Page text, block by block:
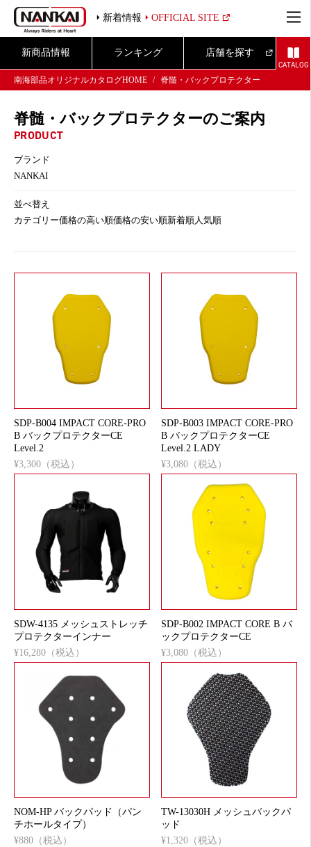
新着情報 OFFICIAL SITE
新商品情報 ランキング 店舗を探す
CATALOG
南海部品オリジナルカタログHOME
脊髄・バックプロテクター
脊髄・バックプロテクターのご案内
PRODUCT
ブランド
NANKAI
並べ替え
カテゴリー価格の高い順価格の安い順新着順人気順
SDP-B004 IMPACT CORE-PRO
B バックプロテクターCE
Level.2
¥3,300（税込）
SDP-B003 IMPACT CORE-PRO
B バックプロテクターCE
Level.2 LADY
¥3,080（税込）
SDW-4135 メッシュストレッチ
プロテクターインナー
¥16,280（税込）
SDP-B002 IMPACT CORE B バ
ックプロテクターCE
¥3,080（税込）
NOM-HP バックパッド（パン
チホールタイプ）
¥880（税込）
TW-13030H メッシュバックパ
ッド
¥1,320（税込）